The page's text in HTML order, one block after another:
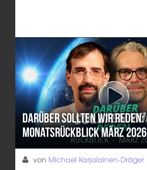
Darüber sollten wir reden:
Monatsrückblick März 2026
von Michael Karjalainen-Dräger